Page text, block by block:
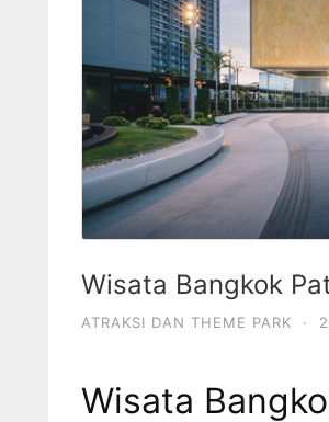
Wisata Bangkok
ATRAKSI DAN THEME PARK ·
Wisata